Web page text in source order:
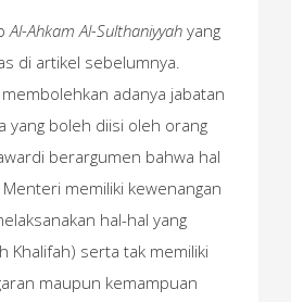
Al-Ahkam Al-Sulthaniyyah yang
di artikel sebelumnya.
adanya jabatan
yang boleh diisi oleh orang
berargumen bahwa hal
memiliki kewenangan
hal-hal yang
Khalifah) serta tak memiliki
maupun kemampuan